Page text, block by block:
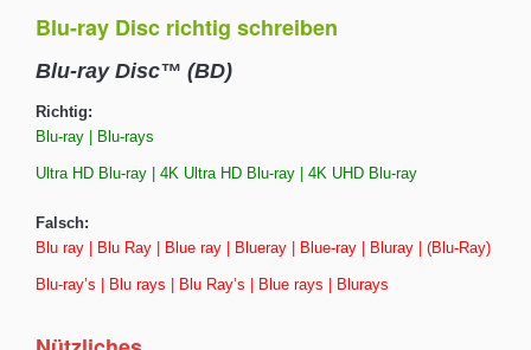
Blu-ray Disc richtig schreiben
Blu-ray Disc™ (BD)
Richtig:
Blu-ray | Blu-rays
Ultra HD Blu-ray | 4K Ultra HD Blu-ray | 4K UHD Blu-ray
Falsch:
Blu ray | Blu Ray | Blue ray | Blueray | Blue-ray | Bluray | (Blu-Ray)
Blu-ray’s | Blu rays | Blu Ray’s | Blue rays | Blurays